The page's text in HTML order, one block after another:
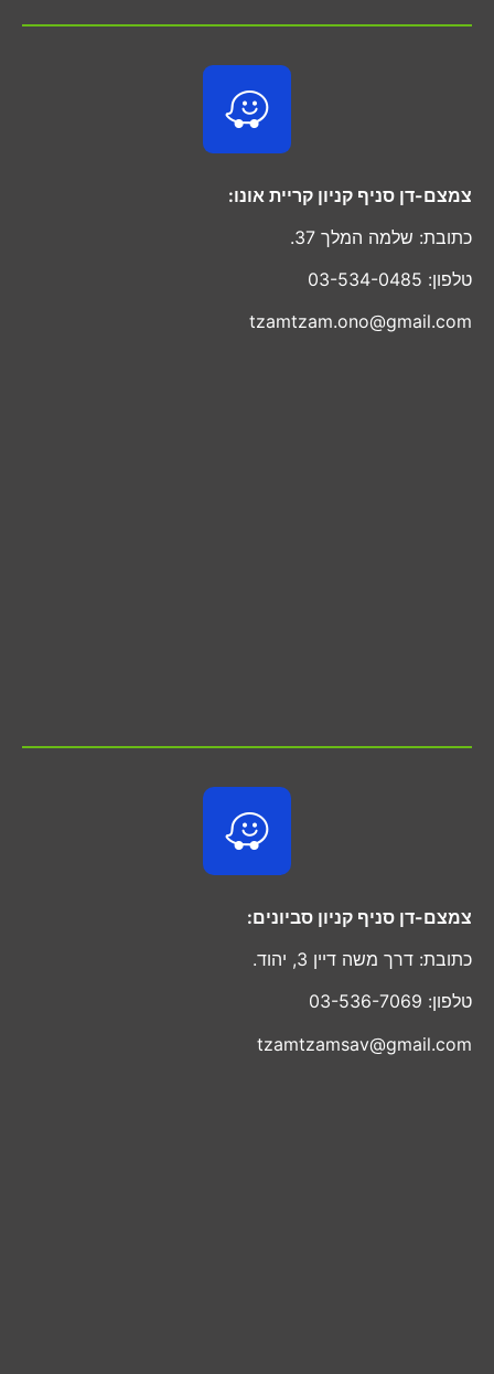
צמצם-דן סניף קניון קריית אונו:
כתובת: שלמה המלך 37.
טלפון: 03-534-0485
tzamtzam.ono@gmail.com
צמצם-דן סניף קניון סביונים:
כתובת: דרך משה דיין 3, יהוד.
טלפון: 03-536-7069
tzamtzamsav@gmail.com